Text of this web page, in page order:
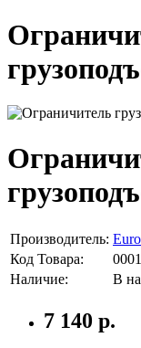
Производитель:
Код Товара:
Наличие:
В
7 140 р.